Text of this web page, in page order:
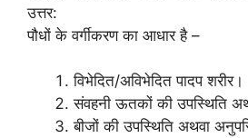
उत्तर:
पौधों के वर्गीकरण का आधार है –
विभेदित/अविभेदित पादप शरीर।
संवहनी ऊतकों की उपस्थिति
बीजों की उपस्थिति अथवा